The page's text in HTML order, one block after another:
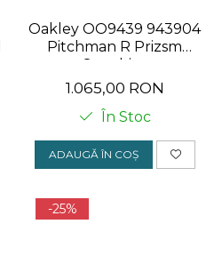
Oakley OO9439 943904
Pitchman R Prizsm
Sapphire
1.065,00 RON
În Stoc
ADAUGĂ ÎN COȘ
-25%